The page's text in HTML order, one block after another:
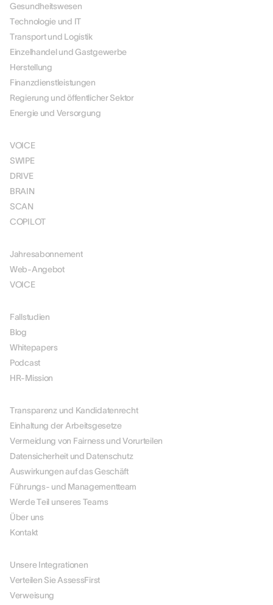
Gesundheitswesen
Technologie und IT
Transport und Logistik
Einzelhandel und Gastgewerbe
Herstellung
Finanzdienstleistungen
Regierung und öffentlicher Sektor
Energie und Versorgung
VOICE
SWIPE
DRIVE
BRAIN
SCAN
COPILOT
Jahresabonnement
Web-Angebot
VOICE
Fallstudien
Blog
Whitepapers
Podcast
HR-Mission
Transparenz und Kandidatenrecht
Einhaltung der Arbeitsgesetze
Vermeidung von Fairness und Vorurteilen
Datensicherheit und Datenschutz
Auswirkungen auf das Geschäft
Führungs- und Managementteam
Werde Teil unseres Teams
Über uns
Kontakt
Unsere Integrationen
Verteilen Sie AssessFirst
Verweisung